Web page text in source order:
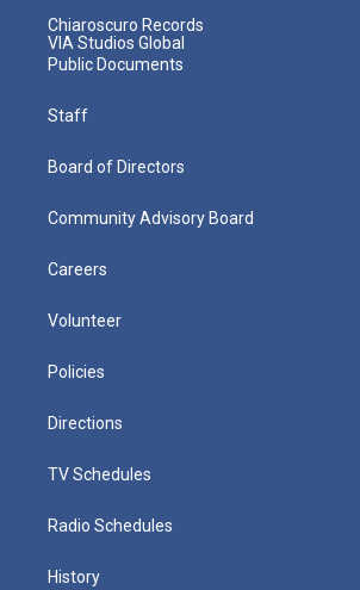
Chiaroscuro Records
VIA Studios Global
Public Documents
Staff
Board of Directors
Community Advisory Board
Careers
Volunteer
Policies
Directions
TV Schedules
Radio Schedules
History